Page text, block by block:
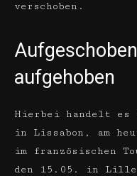
verschoben.
aufgehoben
Hierbei handelt es
in Lissabon, am
im französischen
den 15.05. in